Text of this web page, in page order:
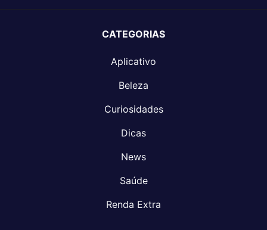
CATEGORIAS
Aplicativo
Beleza
Curiosidades
Dicas
News
Saúde
Renda Extra